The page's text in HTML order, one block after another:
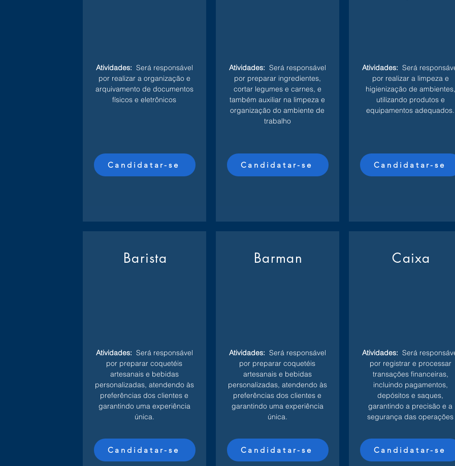
Atividades: Será responsável
por realizar a organização e
arquivamento de documentos
físicos e eletrônicos
Candidatar-se
Barista
Atividades: Será responsável
por preparar coquetéis
artesanais e bebidas
personalizadas, atendendo às
preferências dos clientes e
garantindo uma experiência
única.
Candidatar-se
Atividades: Será responsável
por preparar ingredientes,
cortar legumes e carnes, e
também auxiliar na limpeza e
organização do ambiente de
trabalho
Candidatar-se
Barman
Atividades: Será responsável
por preparar coquetéis
artesanais e bebidas
personalizadas, atendendo às
preferências dos clientes e
garantindo uma experiência
única.
Candidatar-se
Atividades: Será
por realizar a limpeza e
higienização de ambientes,
utilizando produtos e
equipamentos adequados.
Candidatar-se
Caixa
Atividades: Será
por registrar e processar
transações financeiras,
incluindo pagamentos,
depósitos e saques,
garantindo a precisão e a
segurança das operações
Candidatar-se